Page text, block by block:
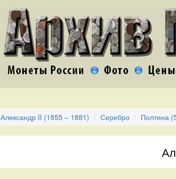
Александр II (1855 – 1881) Серебро Полтина